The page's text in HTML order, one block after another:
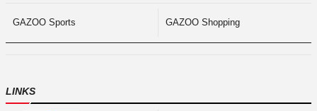
GAZOO Sports GAZOO Shopping
LINKS